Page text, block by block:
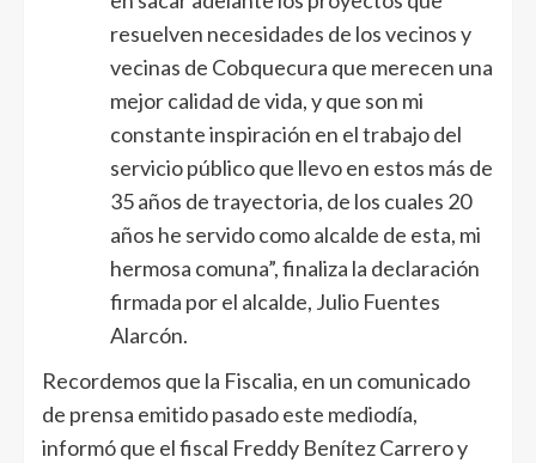
resuelven necesidades de los vecinos y
vecinas de Cobquecura que merecen una
mejor calidad de vida, y que son mi
constante inspiración en el trabajo del
servicio público que llevo en estos más de
35 años de trayectoria, de los cuales 20
años he servido como alcalde de esta, mi
hermosa comuna”, finaliza la declaración
firmada por el alcalde, Julio Fuentes
Alarcón.
Recordemos que la Fiscalia, en un comunicado
de prensa emitido pasado este mediodía,
informó que el fiscal Freddy Benítez Carrero y